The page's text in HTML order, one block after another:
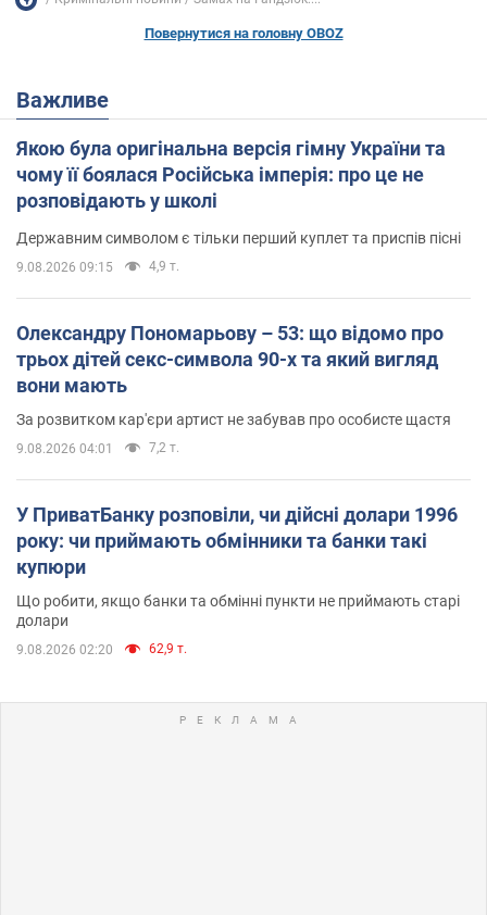
Повернутися на головну OBOZ
Важливе
Якою була оригінальна версія гімну України та
чому її боялася Російська імперія: про це не
розповідають у школі
Державним символом є тільки перший куплет та приспів пісні
9.08.2026 09:15 4,9 т.
Олександру Пономарьову – 53: що відомо про
трьох дітей секс-символа 90-х та який вигляд
вони мають
За розвитком кар'єри артист не забував про особисте щастя
9.08.2026 04:01 7,2 т.
У ПриватБанку розповіли, чи дійсні долари 1996
року: чи приймають обмінники та банки такі
купюри
Що робити, якщо банки та обмінні пункти не приймають старі
долари
9.08.2026 02:20 62,9 т.